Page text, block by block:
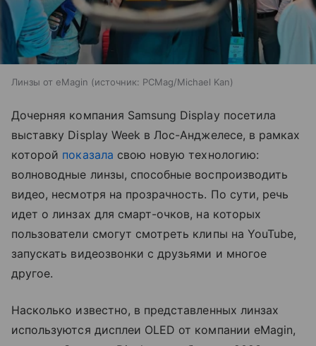
Линзы от eMagin источник: PCMag/Michael Kan
Дочерняя компания Samsung Display посетила
выставку Display Week в Лос-Анджелесе, в рамках
которой показала свою новую технологию:
волноводные линзы, способные воспроизводить
видео, несмотря на прозрачность. По сути, речь
идет о линзах для смарт-очков, на которых
пользователи смогут смотреть клипы на YouTube,
запускать видеозвонки с друзьями и многое
другое.
Насколько известно, в представленных линзах
используются дисплеи OLED от компании eMagin,